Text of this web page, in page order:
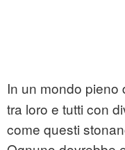
In un mondo pieno
tra loro e tutti con
come questi